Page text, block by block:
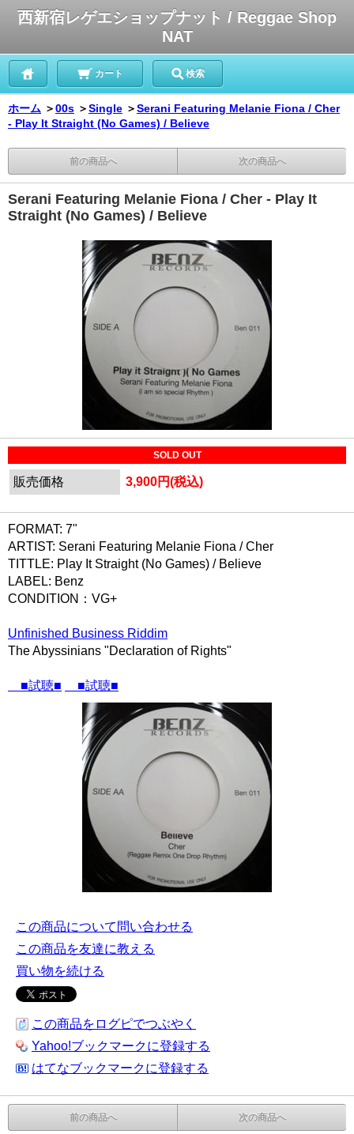
西新宿レゲエショップナット / Reggae Shop
NAT
カート 検索
ホーム ＞00s ＞Single ＞Serani Featuring Melanie Fiona / Cher
- Play It Straight (No Games) / Believe
前の商品へ 次の商品へ
Serani Featuring Melanie Fiona / Cher - Play It
Straight (No Games) / Believe
SOLD OUT
販売価格 3,900円(税込)
FORMAT: 7"
ARTIST: Serani Featuring Melanie Fiona / Cher
TITTLE: Play It Straight (No Games) / Believe
LABEL: Benz
CONDITION：VG+
Unfinished Business Riddim
The Abyssinians "Declaration of Rights"
■試聴■ ■試聴■
この商品について問い合わせる
この商品を友達に教える
買い物を続ける
この商品をログピでつぶやく
Yahoo!ブックマークに登録する
はてなブックマークに登録する
前の商品へ 次の商品へ